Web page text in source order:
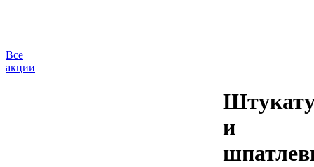
Все
акции
и